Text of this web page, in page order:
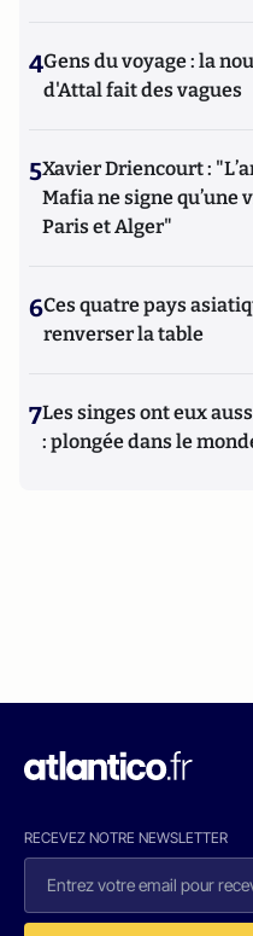
4Gens du voyage : la
d'Attal fait des vagues
5Xavier Driencourt :
Mafia ne signe
Paris et Alger"
6Ces quatre pays
renverser la table
7Les singes ont eux
: plongée dans le
RECEVEZ NOTRE NEWSLETTER